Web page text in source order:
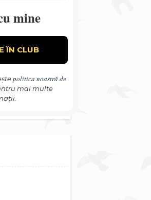
mine
politica noastră de
mai multe